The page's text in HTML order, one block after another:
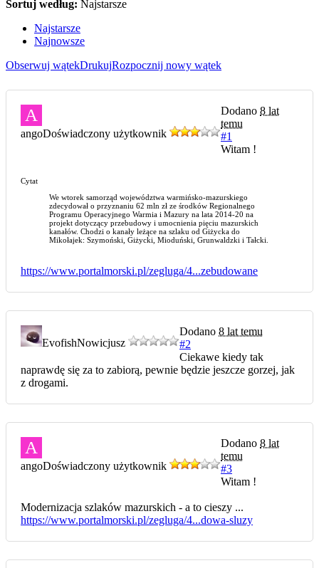
Sortuj według: Najstarsze
Najstarsze
Najnowsze
Obserwuj wątekDrukujRozpocznij nowy wątek
A
angoDoświadczony użytkownik
Dodano 8 lat
temu
#1
Witam !
Cytat
We wtorek samorząd województwa warmińsko-mazurskiego
zdecydował o przyznaniu 62 mln zł ze środków Regionalnego
Programu Operacyjnego Warmia i Mazury na lata 2014-20 na
projekt dotyczący przebudowy i umocnienia pięciu mazurskich
kanałów. Chodzi o kanały leżące na szlaku od Giżycka do
Mikołajek: Szymoński, Giżycki, Mioduński, Grunwaldzki i Tałcki.
https://www.portalmorski.pl/zegluga/4...zebudowane
EvofishNowicjusz
Dodano 8 lat temu
#2
Ciekawe kiedy tak
naprawdę się za to zabiorą, pewnie będzie jeszcze gorzej, jak
z drogami.
A
angoDoświadczony użytkownik
Dodano 8 lat
temu
#3
Witam !
Modernizacja szlaków mazurskich - a to cieszy ...
https://www.portalmorski.pl/zegluga/4...dowa-sluzy